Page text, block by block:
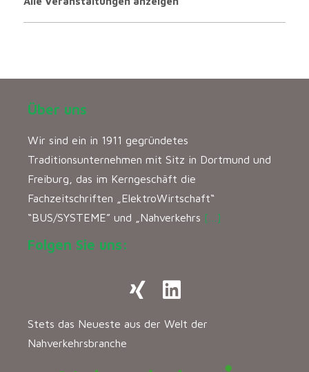
Über uns
Wir sind ein in 1911 gegründetes
Traditionsunternehmen mit Sitz in Dortmund und
Freiburg, das im Kerngeschäft die
Fachzeitschriften „ElektroWirtschaft“
“BUS/SYSTEME” und „Nahverkehrs […]
Folgen Sie uns:
Stets das Neueste aus der Welt der
Nahverkehrsbranche